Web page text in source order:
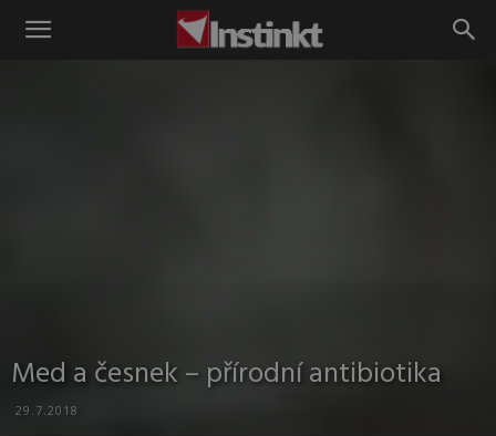
Instinkt
Med a česnek – přírodní antibiotika
29.7.2018